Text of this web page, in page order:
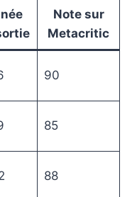
Note sur
Metacritic
90
85
88